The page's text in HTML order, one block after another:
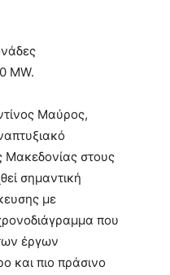
MW.
Μαύρος,
Μακεδονίας στους
σημαντική
με
που
έργων
και πιο πράσινο